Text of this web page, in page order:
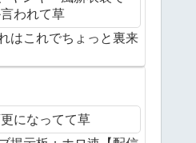
われて草
はこれでちょっと裏来
になってて草